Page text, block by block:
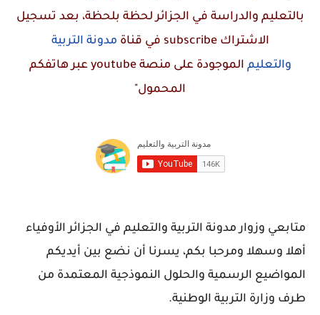
بالتعليم والدراسة في الجزائر لحظة بلحظة، بعد تسجيل
الاشتراكsubscribe في قناة مدونة التربية
والتعليم الموجودة على منصةyoutube عبر هاتفكم
المحمول"
متابعي وزوار مدونة التربية والتعليم في الجزائر الأوفياء
أهلا وسهلا ومرحبا بكم، يسرنا أن نضع بين أيديكم
المواضيع الرسمية والحلول النموذجية المعتمدة من
طرف وزارة التربية الوطنية.